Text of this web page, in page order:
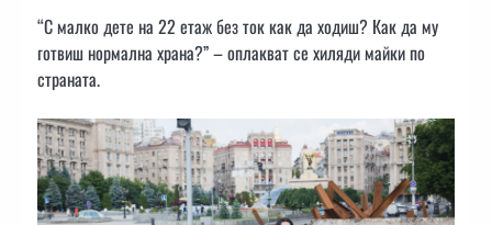
“С малко дете на 22 етаж без ток как да ходиш? Как да му
готвиш нормална храна?” – оплакват се хиляди майки по
страната.